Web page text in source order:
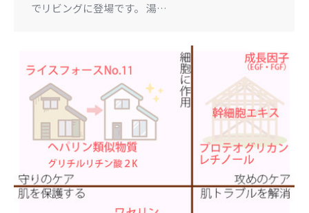
でリビングに登場です。 湯…